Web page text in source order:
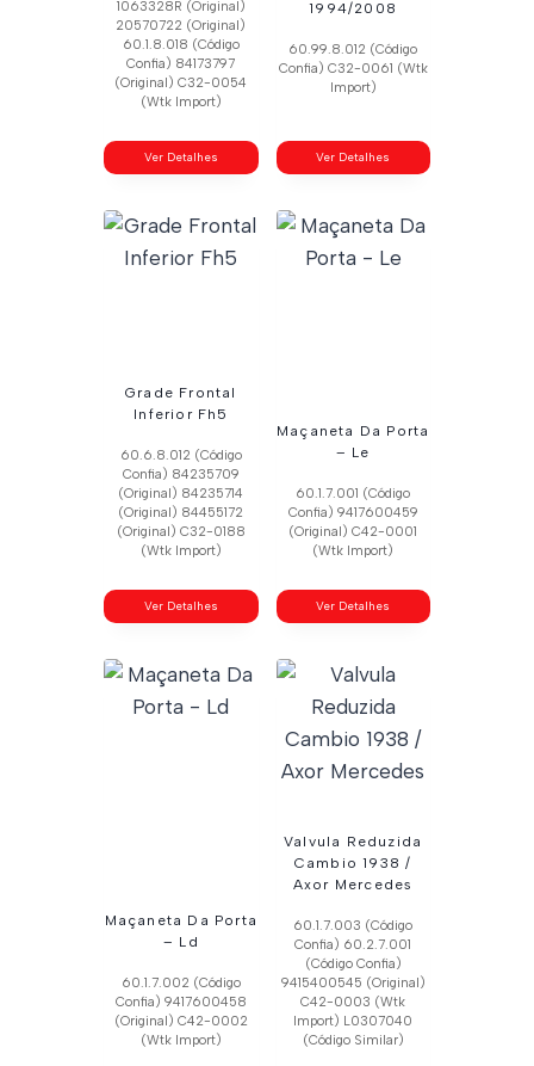
1063328R (Original)
20570722 (Original)
60.1.8.018 (Código
Confia) 84173797
(Original) C32-0054
(Wtk Import)
Ver Detalhes
1994/2008
60.99.8.012 (Código
Confia) C32-0061 (Wtk
Import)
Ver Detalhes
Grade Frontal
Inferior Fh5
60.6.8.012 (Código
Confia) 84235709
(Original) 84235714
(Original) 84455172
(Original) C32-0188
(Wtk Import)
Ver Detalhes
Maçaneta Da Porta
– Le
60.1.7.001 (Código
Confia) 9417600459
(Original) C42-0001
(Wtk Import)
Ver Detalhes
Maçaneta Da Porta
– Ld
60.1.7.002 (Código
Confia) 9417600458
(Original) C42-0002
(Wtk Import)
Valvula Reduzida
Cambio 1938 /
Axor Mercedes
60.1.7.003 (Código
Confia) 60.2.7.001
(Código Confia)
9415400545 (Original)
C42-0003 (Wtk
Import) L0307040
(Código Similar)